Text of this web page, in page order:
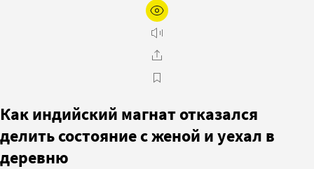
Как индийский магнат отказался
делить состояние с женой и уехал в
деревню